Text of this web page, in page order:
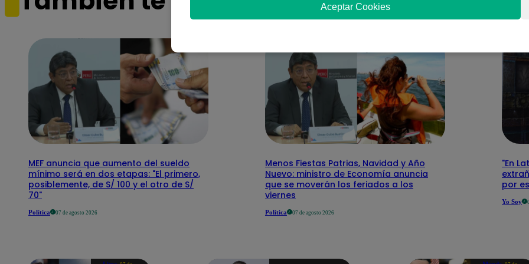
MEF anuncia que aumento del sueldo
mínimo será en dos etapas: "El primero,
posiblemente, de S/ 100 y el otro de S/
70"
Política 07 de agosto 2026
Menos Fiestas Patrias, Navidad y Año
Nuevo: ministro de Economía anuncia
que se moverán los feriados a los
viernes
Política 07 de agosto 2026
"En
por
Yo Soy
Aceptar Cookies